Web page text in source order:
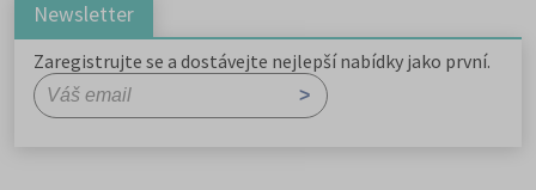
Newsletter
Zaregistrujte se a dostávejte nejlepší nabídky jako první.